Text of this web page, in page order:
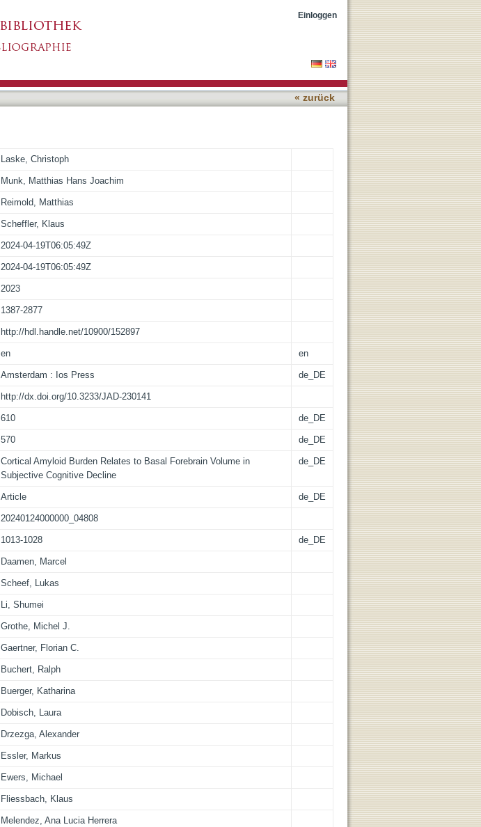
Einloggen
« zurück
Laske, Christoph
Munk, Matthias Hans Joachim
Reimold, Matthias
Scheffler, Klaus
2024-04-19T06:05:49Z
2024-04-19T06:05:49Z
2023
1387-2877
http://hdl.handle.net/10900/152897
en en
Amsterdam : Ios Press de_DE
http://dx.doi.org/10.3233/JAD-230141
610 de_DE
570 de_DE
Cortical Amyloid Burden Relates to Basal Forebrain Volume in
Subjective Cognitive Decline
de_DE
Article de_DE
20240124000000_04808
1013-1028 de_DE
Daamen, Marcel
Scheef, Lukas
Li, Shumei
Grothe, Michel J.
Gaertner, Florian C.
Buchert, Ralph
Buerger, Katharina
Dobisch, Laura
Drzezga, Alexander
Essler, Markus
Ewers, Michael
Fliessbach, Klaus
Melendez, Ana Lucia Herrera